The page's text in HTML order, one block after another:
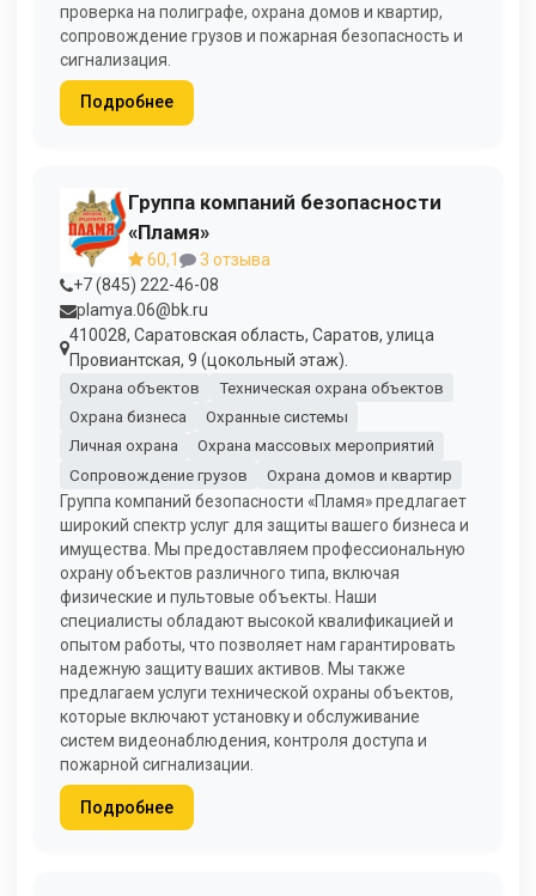
проверка на полиграфе, охрана домов и квартир,
сопровождение грузов и пожарная безопасность и
сигнализация.
Подробнее
Группа компаний безопасности
«Пламя»
60,1
3 отзыва
+7 (845) 222-46-08
plamya.06@bk.ru
410028, Саратовская область, Саратов, улица
Провиантская, 9 (цокольный этаж).
Охрана объектов
Техническая охрана объектов
Охрана бизнеса
Охранные системы
Личная охрана
Охрана массовых мероприятий
Сопровождение грузов
Охрана домов и квартир
Группа компаний безопасности «Пламя» предлагает
широкий спектр услуг для защиты вашего бизнеса и
имущества. Мы предоставляем профессиональную
охрану объектов различного типа, включая
физические и пультовые объекты. Наши
специалисты обладают высокой квалификацией и
опытом работы, что позволяет нам гарантировать
надежную защиту ваших активов. Мы также
предлагаем услуги технической охраны объектов,
которые включают установку и обслуживание
систем видеонаблюдения, контроля доступа и
пожарной сигнализации.
Подробнее